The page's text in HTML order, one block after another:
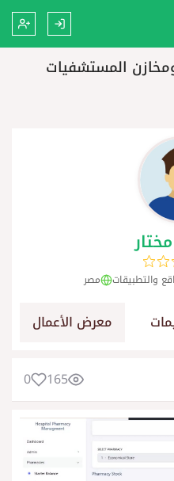
المستشفيات
والتطبيقات مصر
معرض الأعمال
165
0